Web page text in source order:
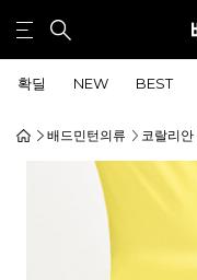
확딜 NEW BEST
배드민턴의류 코랄리안